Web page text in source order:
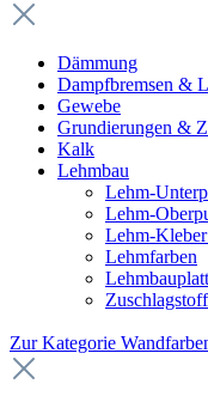
Dämmung
Dampfbremsen &
Gewebe
Grundierungen &
Kalk
Lehmbau
Lehm-
Lehm-
Lehm-
Lehmfarben
Zur Kategorie